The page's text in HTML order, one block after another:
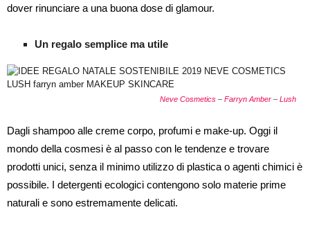
dover rinunciare a una buona dose di glamour.
Un regalo semplice ma utile
Neve Cosmetics – Farryn Amber – Lush
Dagli shampoo alle creme corpo, profumi e make-up. Oggi il
mondo della cosmesi è al passo con le tendenze e trovare
prodotti unici, senza il minimo utilizzo di plastica o agenti chimici è
possibile. I detergenti ecologici contengono solo materie prime
naturali e sono estremamente delicati.